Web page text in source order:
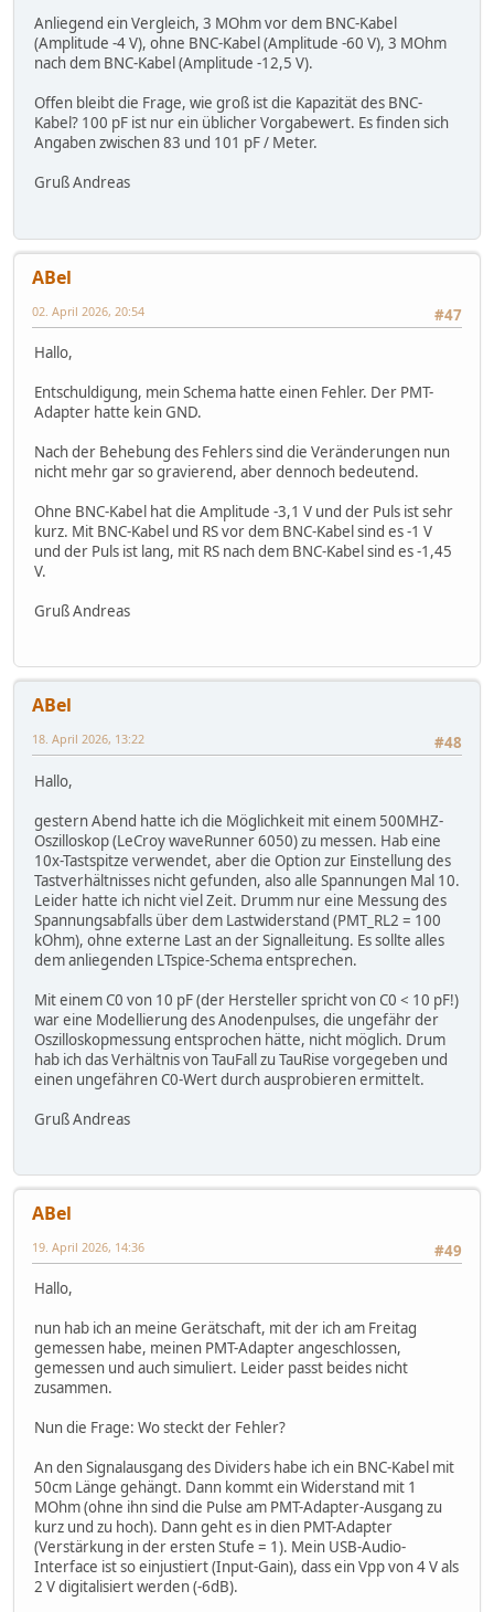
Anliegend ein Vergleich, 3 MOhm vor dem BNC-Kabel
(Amplitude -4 V), ohne BNC-Kabel (Amplitude -60 V), 3 MOhm
nach dem BNC-Kabel (Amplitude -12,5 V).
Offen bleibt die Frage, wie groß ist die Kapazität des BNC-
Kabel? 100 pF ist nur ein üblicher Vorgabewert. Es finden sich
Angaben zwischen 83 und 101 pF / Meter.
Gruß Andreas
ABel
#47
02. April 2026, 20:54
Hallo,
Entschuldigung, mein Schema hatte einen Fehler. Der PMT-
Adapter hatte kein GND.
Nach der Behebung des Fehlers sind die Veränderungen nun
nicht mehr gar so gravierend, aber dennoch bedeutend.
Ohne BNC-Kabel hat die Amplitude -3,1 V und der Puls ist sehr
kurz. Mit BNC-Kabel und RS vor dem BNC-Kabel sind es -1 V
und der Puls ist lang, mit RS nach dem BNC-Kabel sind es -1,45
V.
Gruß Andreas
ABel
#48
18. April 2026, 13:22
Hallo,
gestern Abend hatte ich die Möglichkeit mit einem 500MHZ-
Oszilloskop (LeCroy waveRunner 6050) zu messen. Hab eine
10x-Tastspitze verwendet, aber die Option zur Einstellung des
Tastverhältnisses nicht gefunden, also alle Spannungen Mal 10.
Leider hatte ich nicht viel Zeit. Drumm nur eine Messung des
Spannungsabfalls über dem Lastwiderstand (PMT_RL2 = 100
kOhm), ohne externe Last an der Signalleitung. Es sollte alles
dem anliegenden LTspice-Schema entsprechen.
Mit einem C0 von 10 pF (der Hersteller spricht von C0 < 10 pF!)
war eine Modellierung des Anodenpulses, die ungefähr der
Oszilloskopmessung entsprochen hätte, nicht möglich. Drum
hab ich das Verhältnis von TauFall zu TauRise vorgegeben und
einen ungefähren C0-Wert durch ausprobieren ermittelt.
Gruß Andreas
ABel
#49
19. April 2026, 14:36
Hallo,
nun hab ich an meine Gerätschaft, mit der ich am Freitag
gemessen habe, meinen PMT-Adapter angeschlossen,
gemessen und auch simuliert. Leider passt beides nicht
zusammen.
Nun die Frage: Wo steckt der Fehler?
An den Signalausgang des Dividers habe ich ein BNC-Kabel mit
50cm Länge gehängt. Dann kommt ein Widerstand mit 1
MOhm (ohne ihn sind die Pulse am PMT-Adapter-Ausgang zu
kurz und zu hoch). Dann geht es in dien PMT-Adapter
(Verstärkung in der ersten Stufe = 1). Mein USB-Audio-
Interface ist so einjustiert (Input-Gain), dass ein Vpp von 4 V als
2 V digitalisiert werden (-6dB).